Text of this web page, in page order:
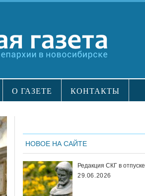
О ГАЗЕТЕ КОНТАКТЫ
НОВОЕ НА САЙТЕ
Редакция СКГ в отпуске
29.06.2026